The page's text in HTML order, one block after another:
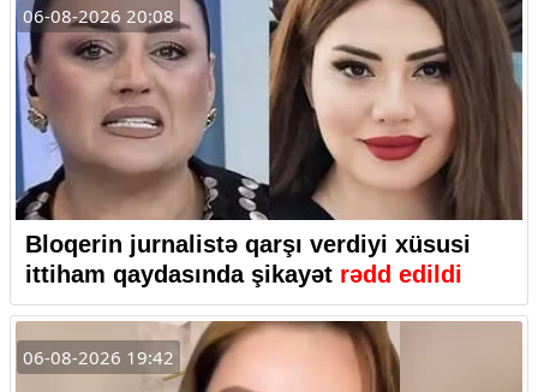
06-08-2026 20:08
Bloqerin jurnalistə qarşı verdiyi xüsusi
ittiham qaydasında şikayət rədd edildi
06-08-2026 19:42